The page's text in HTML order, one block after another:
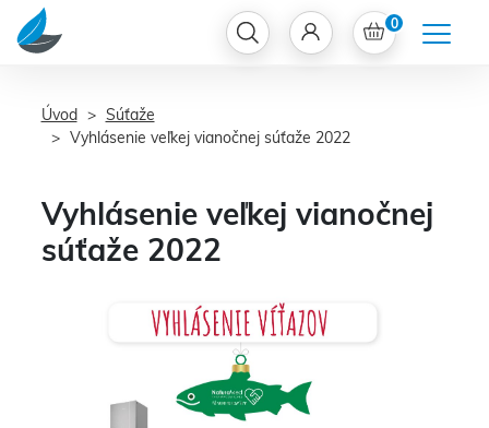
0
Úvod
Súťaže
Vyhlásenie veľkej vianočnej súťaže 2022
Vyhlásenie veľkej vianočnej
súťaže 2022